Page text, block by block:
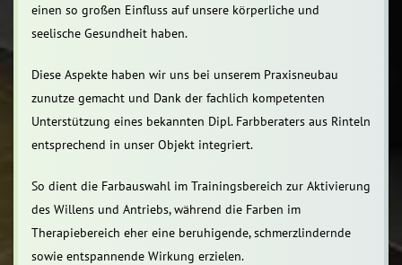
einen so großen Einfluss auf unsere körperliche und
seelische Gesundheit haben.
Diese Aspekte haben wir uns bei unserem Praxisneubau
zunutze gemacht und Dank der fachlich kompetenten
Unterstützung eines bekannten Dipl. Farbberaters aus Rinteln
entsprechend in unser Objekt integriert.
So dient die Farbauswahl im Trainingsbereich zur Aktivierung
des Willens und Antriebs, während die Farben im
Therapiebereich eher eine beruhigende, schmerzlindernde
sowie entspannende Wirkung erzielen.